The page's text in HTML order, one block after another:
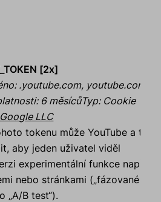
[2x]
: .youtube.com, youtube.com
: 6 měsícůTyp: Cookie
Google LLC
tokenu může YouTube a tedy
aby jeden uživatel viděl
experimentální funkce napříč
nebo stránkami („fázované
„A/B test“).